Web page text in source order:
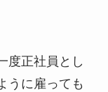
度正社員とし
うに雇っても